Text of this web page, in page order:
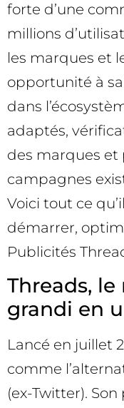
forte d’une
millions
les marques et
opportunité à
dans
adaptés,
des marques et
campagnes
Voici tout ce
démarrer,
Publicités
Threads, le
grandi en
Lancé en juillet
comme
(ex-Twitter).